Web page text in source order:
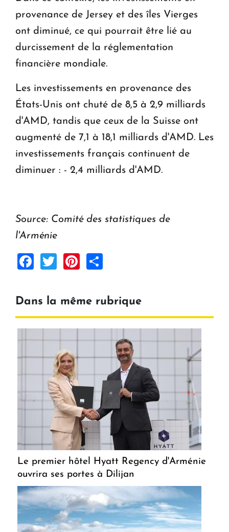
provenance de Jersey et des îles Vierges
ont diminué, ce qui pourrait être lié au
durcissement de la réglementation
financière mondiale.
Les investissements en provenance des
États-Unis ont chuté de 8,5 à 2,9 milliards
d'AMD, tandis que ceux de la Suisse ont
augmenté de 7,1 à 18,1 milliards d'AMD. Les
investissements français continuent de
diminuer : - 2,4 milliards d'AMD.
Source: Comité des statistiques de
l'Arménie
Facebook
TwitterPinterest
Dans la même rubrique
Le premier hôtel Hyatt Regency d'Arménie
ouvrira ses portes à Dilijan